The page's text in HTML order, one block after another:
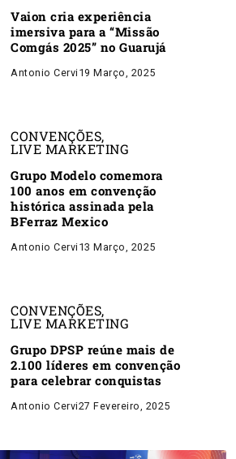
Vaion cria experiência
imersiva para a “Missão
Comgás 2025” no Guarujá
Antonio Cervi 19 Março, 2025
CONVENÇÕES,
LIVE MARKETING
Grupo Modelo comemora
100 anos em convenção
histórica assinada pela
BFerraz Mexico
Antonio Cervi 13 Março, 2025
CONVENÇÕES,
LIVE MARKETING
Grupo DPSP reúne mais de
2.100 líderes em convenção
para celebrar conquistas
Antonio Cervi27 Fevereiro, 2025